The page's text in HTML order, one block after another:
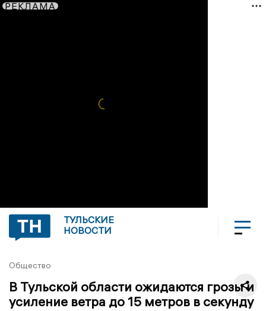
РЕКЛАМА
ТУЛЬСКИЕ
НОВОСТИ
Общество
В Тульской области ожидаются грозы и
усиление ветра до 15 метров в секунду